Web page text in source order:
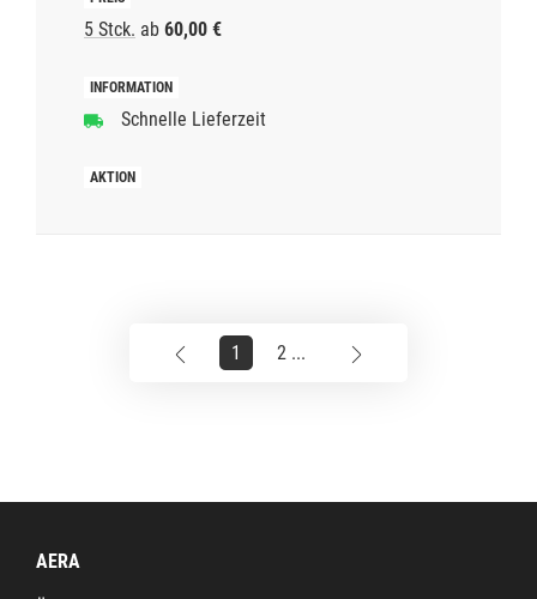
5 Stck. ab 60,00 €
Schnelle Lieferzeit
1 2 ...
AERA